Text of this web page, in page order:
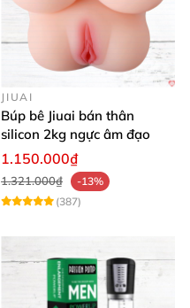
JIUAI
Búp bê Jiuai bán thân
silicon 2kg ngực âm đạo
1.150.000₫
1.321.000₫
-13%
(387)